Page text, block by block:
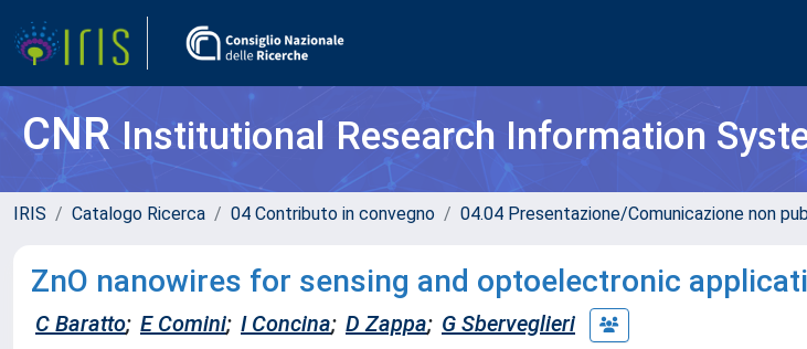
CNRInstitutional Research Information
IRIS Catalogo Ricerca 04 Contributo in convegno 04.04 Presentazione/Comunicazione non
ZnO nanowires for sensing and optoelectronic
C Baratto; E Comini; I Concina; D Zappa; G Sberveglieri